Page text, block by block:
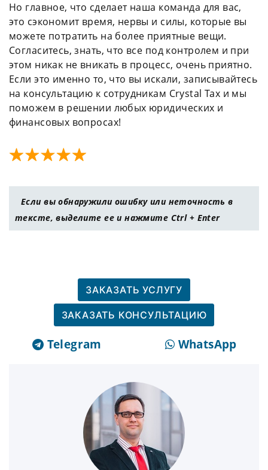
Но главное, что сделает наша команда для вас,
это сэкономит время, нервы и силы, которые вы
можете потратить на более приятные вещи.
Согласитесь, знать, что все под контролем и при
этом никак не вникать в процесс, очень приятно.
Если это именно то, что вы искали, записывайтесь
на консультацию к сотрудникам Crystal Tax и мы
поможем в решении любых юридических и
финансовых вопросах!
Если вы обнаружили ошибку или неточность в
тексте, выделите ее и нажмите Ctrl + Enter
ЗАКАЗАТЬ УСЛУГУ
ЗАКАЗАТЬ КОНСУЛЬТАЦИЮ
Telegram WhatsApp